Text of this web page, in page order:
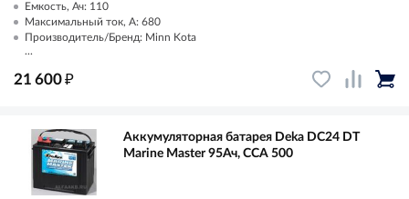
Емкость, Ач: 110
Максимальный ток, А: 680
Производитель/Бренд: Minn Kota
...
21 600₽
Аккумуляторная батарея Deka DC24 DT
Marine Master 95Ач, CCA 500